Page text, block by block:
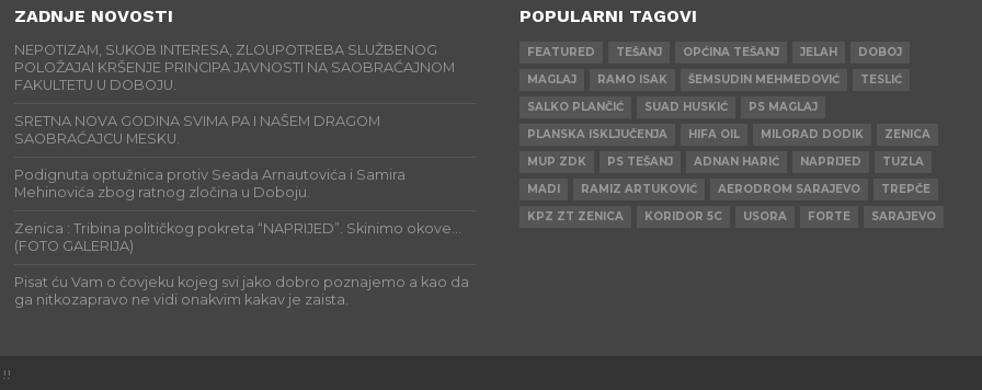
ZADNJE NOVOSTI
NEPOTIZAM, SUKOB INTERESA, ZLOUPOTREBA SLUŽBENOG
POLOŽAJAI KRŠENJE PRINCIPA JAVNOSTI NA SAOBRAĆAJNOM
FAKULTETU U DOBOJU.
SRETNA NOVA GODINA SVIMA PA I NAŠEM DRAGOM
SAOBRAĆAJCU MESKU.
Podignuta optužnica protiv Seada Arnautovića i Samira
Mehinovića zbog ratnog zločina u Doboju.
Zenica : Tribina političkog pokreta “NAPRIJED”. Skinimo okove…
(FOTO GALERIJA)
Pisat ću Vam o čovjeku kojeg svi jako dobro poznajemo a kao da
ga nitkozapravo ne vidi onakvim kakav je zaista.
POPULARNI TAGOVI
FEATURED TEŠANJ OPĆINA TEŠANJ JELAH
DOBOJ
MAGLAJ
RAMO ISAK ŠEMSUDIN MEHMEDOVIĆ
TESLIĆ
SALKO PLANČIĆ
SUAD HUSKIĆ
PS MAGLAJ
PLANSKA ISKLJUČENJA
HIFA OIL MILORAD DODIK
ZENICA
MUP ZDK
PS TEŠANJ ADNAN HARIĆ NAPRIJED
TUZLA
MADI
RAMIZ ARTUKOVIĆ AERODROM SARAJEVO
TREPČE
KPZ ZT ZENICA
KORIDOR 5C USORA FORTE SARAJEVO
!!